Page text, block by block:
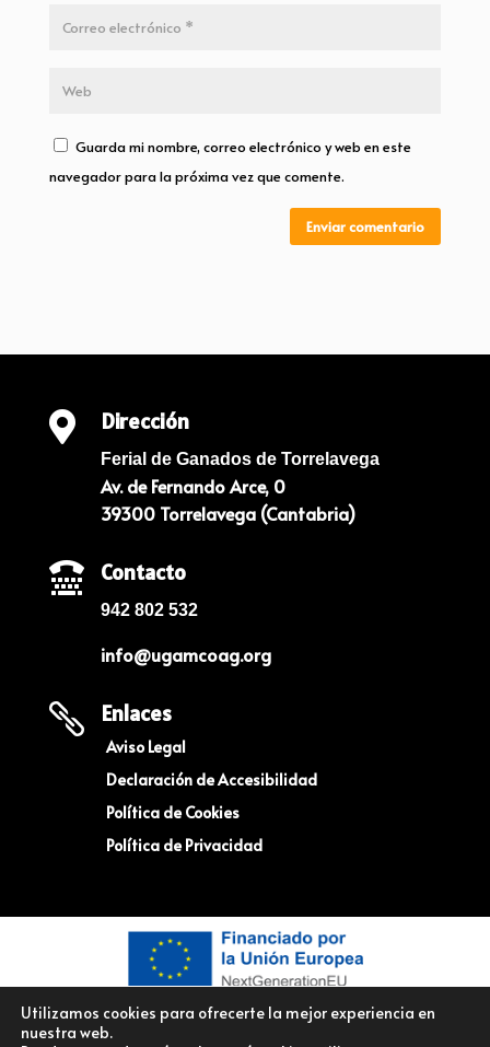
Guarda mi nombre, correo electrónico y web en este
navegador para la próxima vez que comente.
Enviar comentario
 Dirección
Ferial de Ganados de Torrelavega
Av. de Fernando Arce, 0
39300 Torrelavega (Cantabria)
 Contacto
942 802 532
info@ugamcoag.org
 Enlaces
Aviso Legal
Declaración de Accesibilidad
Política de Cookies
Política de Privacidad
Utilizamos cookies para ofrecerte la mejor experiencia en
nuestra web.